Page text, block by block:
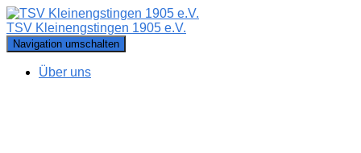
TSV Kleinengstingen 1905 e.V.
Navigation umschalten
Über uns